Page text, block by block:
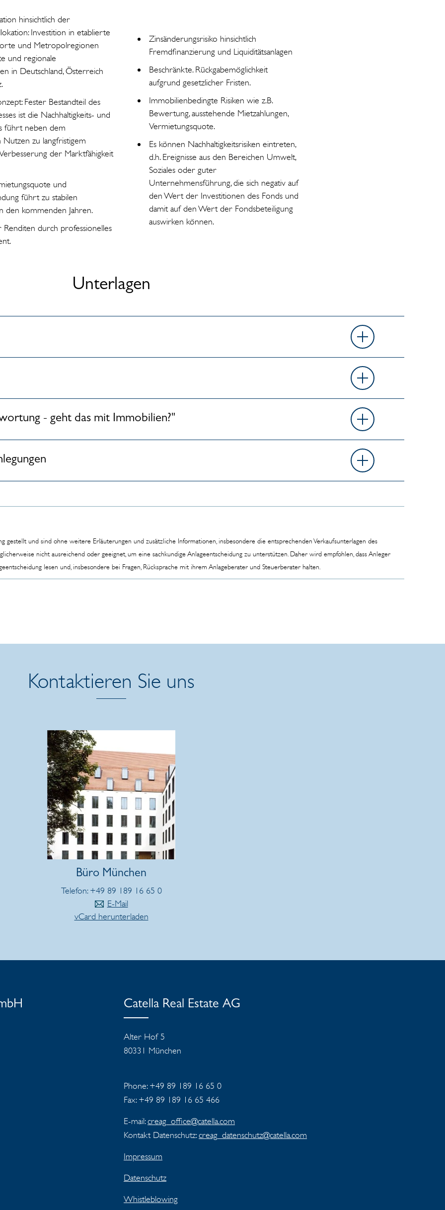
hinsichtlich der
Investition in etablierte
und Metropolregionen
und regionale
in Deutschland, Österreich
Fester Bestandteil des
ist die Nachhaltigkeits- und
führt neben dem
Nutzen zu langfristigem
der Marktfähigkeit
und
führt zu stabilen
den kommenden Jahren.
Renditen durch professionelles
Zinsänderungsrisiko hinsichtlich
Fremdfinanzierung und Liquiditätsanlagen
Beschränkte. Rückgabemöglichkeit
aufgrund gesetzlicher Fristen.
Immobilienbedingte Risiken wie z.B.
Bewertung, ausstehende Mietzahlungen,
Vermietungsquote.
Es können Nachhaltigkeitsrisiken eintreten,
d.h. Ereignisse aus den Bereichen Umwelt,
Soziales oder guter
Unternehmensführung, die sich negativ auf
den Wert der Investitionen des Fonds und
damit auf den Wert der Fondsbeteiligung
auswirken können.
Unterlagen
- geht das mit Immobilien?"
gestellt und sind ohne weitere Erläuterungen und zusätzliche Informationen, insbesondere die entsprechenden Verkaufsunterlagen des
nicht ausreichend oder geeignet, um eine sachkundige Anlageentscheidung zu unterstützen. Daher wird empfohlen, dass Anleger
lesen und, insbesondere bei Fragen, Rücksprache mit ihrem Anlageberater und Steuerberater halten.
Kontaktieren Sie uns
Büro München
Telefon: +49 89 189 16 65 0
E-Mail
vCard herunterladen
Catella Real Estate AG
Alter Hof 5
80331 München
Phone: +49 89 189 16 65 0
Fax: +49 89 189 16 65 466
E-mail:creag_office@catella.com
Kontakt Datenschutz:creag_datenschutz@catella.com
Impressum
Datenschutz
Whistleblowing